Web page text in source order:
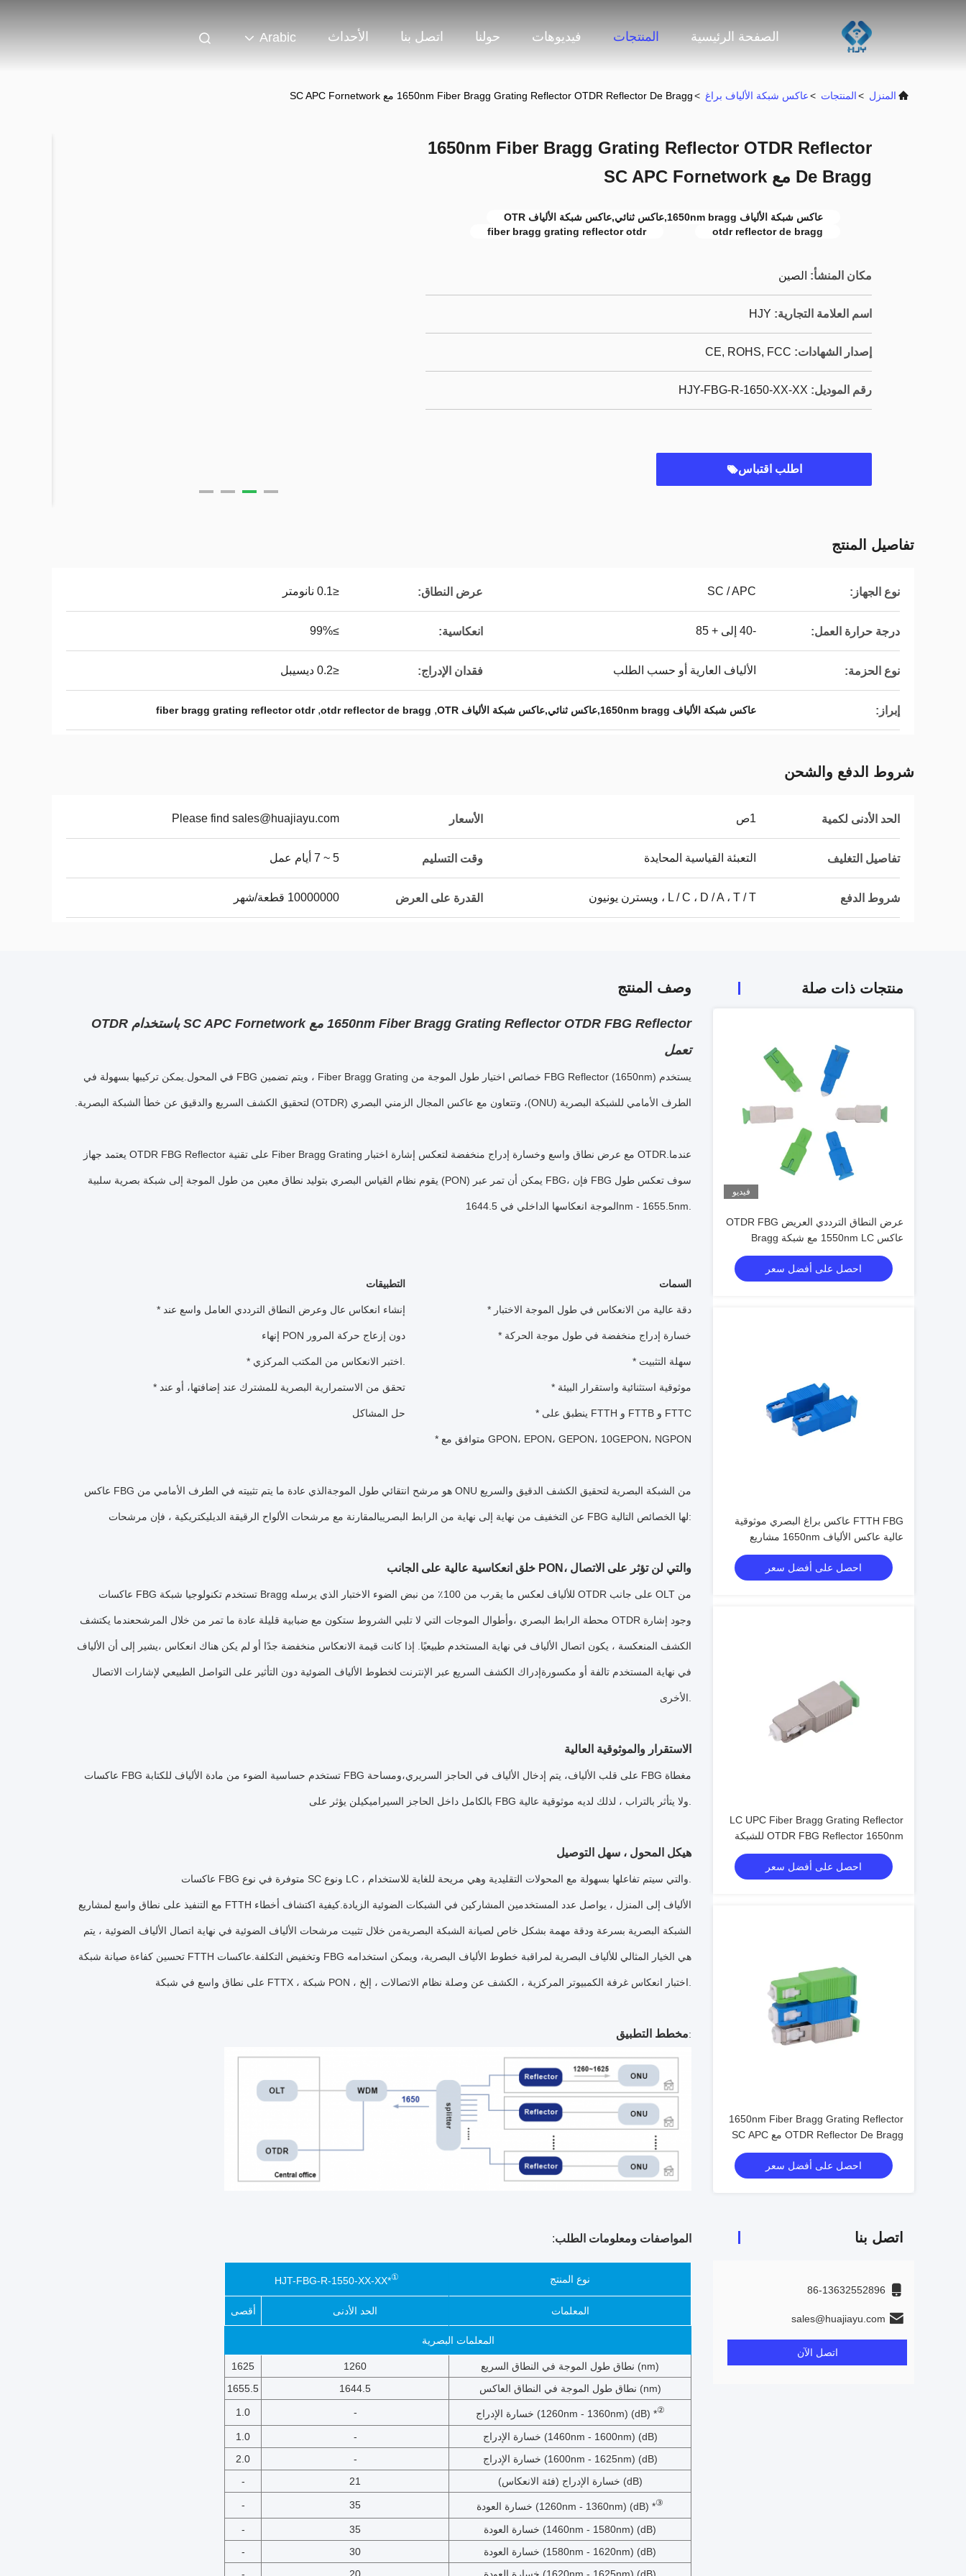
الصفحة الرئيسية المنتجات فيديوهات حولنا اتصل بنا الأحداث Arabic
المنزل >المنتجات >عاكس شبكة الألياف براغ >1650nm Fiber Bragg Grating Reflector OTDR Reflector De Bragg مع SC APC Fornetwork
1650nm Fiber Bragg Grating Reflector OTDR Reflector
De Bragg مع SC APC Fornetwork
عاكس شبكة الألياف 1650nm bragg,عاكس ثنائي,عاكس شبكة الألياف OTR
otdr reflector de bragg
fiber bragg grating reflector otdr
مكان المنشأ: الصين
اسم العلامة التجارية: HJY
إصدار الشهادات: CE, ROHS, FCC
رقم الموديل: HJY-FBG-R-1650-XX-XX
اطلب اقتباس
تفاصيل المنتج
نوع الجهاز: SC / APC عرض النطاق: ≤0.1 نانومتر
درجة حرارة العمل: -40 إلى + 85 انعكاسية: ≥99%
نوع الحزمة: الألياف العارية أو حسب الطلب فقدان الإدراج: ≤0.2 ديسيبل
إبراز: عاكس شبكة الألياف 1650nm bragg,عاكس ثنائي,عاكس شبكة الألياف OTR ,
otdr reflector de bragg
,
fiber bragg grating reflector otdr
شروط الدفع والشحن
الحد الأدنى لكمية 1ص الأسعار Please find sales@huajiayu.com
تفاصيل التغليف التعبئة القياسية المحايدة وقت التسليم 5 ~ 7 أيام عمل
شروط الدفع L / C ، D / A ، T / T ، ويسترن يونيون القدرة على العرض 10000000 قطعة/شهر
منتجات ذات صلة
فيديو
عرض النطاق الترددي العريض OTDR FBG
عاكس 1550nm LC مع شبكة Bragg
الألياف لإشارة الاختبار
احصل على أفضل سعر
FTTH FBG عاكس براغ البصري موثوقية
عالية عاكس الألياف 1650nm مشاريع
FTTH
احصل على أفضل سعر
LC UPC Fiber Bragg Grating Reflector
OTDR FBG Reflector 1650nm للشبكة
البصرية ONU
احصل على أفضل سعر
1650nm Fiber Bragg Grating Reflector
OTDR Reflector De Bragg مع SC APC
Fornetwork
احصل على أفضل سعر
اتصل بنا
86-13632552896
sales@huajiayu.com
اتصل الآن
وصف المنتج
1650nm Fiber Bragg Grating Reflector OTDR FBG Reflector مع SC APC Fornetwork باستخدام OTDR
تعمل
يستخدم FBG Reflector (1650nm) خصائص اختيار طول الموجة من Fiber Bragg Grating ، ويتم تضمين FBG في المحول.يمكن تركيبها بسهولة في
الطرف الأمامي للشبكة البصرية (ONU)، وتتعاون مع عاكس المجال الزمني البصري (OTDR) لتحقيق الكشف السريع والدقيق عن خطأ الشبكة البصرية.
يعتمد جهاز OTDR FBG Reflector على تقنية Fiber Bragg Grating مع عرض نطاق واسع وخسارة إدراج منخفضة لتعكس إشارة اختبار OTDR.عندما
يقوم نظام القياس البصري بتوليد نطاق معين من طول الموجة إلى شبكة بصرية سلبية (PON) يمكن أن تمر عبر FBG، فإن FBG سوف تعكس طول
الموجة انعكاسها الداخلي في 1644.5nm - 1655.5nm.
السمات التطبيقات
* دقة عالية من الانعكاس في طول الموجة الاختبار
* خسارة إدراج منخفضة في طول موجة الحركة
* سهلة التثبيت
* موثوقية استثنائية واستقرار البيئة
* ينطبق على FTTH و FTTB و FTTC
* متوافق مع GPON، EPON، GEPON، 10GEPON، NGPON
* إنشاء انعكاس عال وعرض النطاق الترددي العامل واسع عند
إنهاء PON دون إزعاج حركة المرور
* تحقق من الاستمرارية البصرية للمشترك عند إضافتها، أو عند
حل المشاكل
عاكس FBG هو مرشح انتقائي طول الموجةالذي عادة ما يتم تثبيته في الطرف الأمامي من ONU من الشبكة البصرية لتحقيق الكشف الدقيق والسريع
عن التخفيف من نهاية إلى نهاية من الرابط البصريبالمقارنة مع مرشحات الألواح الرقيقة الديليكتريكية ، فإن مرشحات FBG لها الخصائص التالية:
خلق انعكاسية عالية على الجانب PON، والتي لن تؤثر على الاتصال
عاكسات FBG تستخدم تكنولوجيا شبكة Bragg للألياف لعكس ما يقرب من 100٪ من نبض الضوء الاختبار الذي يرسله OTDR على جانب OLT من
محطة الرابط البصري ،وأطوال الموجات التي لا تلبي الشروط ستكون مع ضبابية قليلة عادة ما تمر من خلال المرشحعندما يكتشف OTDR وجود إشارة
الكشف المنعكسة ، يكون اتصال الألياف في نهاية المستخدم طبيعيًا. إذا كانت قيمة الانعكاس منخفضة جدًا أو لم يكن هناك انعكاس ،يشير إلى أن الألياف
في نهاية المستخدم تالفة أو مكسورةإدراك الكشف السريع عبر الإنترنت لخطوط الألياف الضوئية دون التأثير على التواصل الطبيعي لإشارات الاتصال
الاستقرار والموثوقية العالية
عاكسات FBG تستخدم حساسية الضوء من مادة الألياف للكتابة FBG على قلب الألياف، يتم إدخال الألياف في الحاجز السريري،ومساحة FBG مغطاة
هيكل المحول ، سهل التوصيل
مع التنفيذ على نطاق واسع لمشاريع FTTH الألياف إلى المنزل ، يواصل عدد المستخدمين المشاركين في الشبكات الضوئية الزيادة.كيفية اكتشاف أخطاء
الشبكة البصرية بسرعة ودقة مهمة بشكل خاص لصيانة الشبكة البصريةمن خلال تثبيت مرشحات الألياف الضوئية في نهاية اتصال الألياف الضوئية ، يتم
تحسين كفاءة صيانة شبكة FTTH وتخفيض التكلفة.عاكسات FBG هي الخيار المثالي للألياف البصرية لمراقبة خطوط الألياف البصرية، ويمكن استخدامه
مخطط التطبيق:
المواصفات ومعلومات الطلب:
نوع المنتج HJT-FBG-R-1550-XX-XX*①
المعلمات الحد الأدنى أقصى
المعلمات البصرية
نطاق طول الموجة في النطاق السريع (nm) 1260
1625
نطاق طول الموجة في النطاق العاكس (nm)
1644.5
1655.5
خسارة الإدراج (1260nm - 1360nm) (dB) *②
-
1.0
خسارة الإدراج (1460nm - 1600nm) (dB) -
1.0
خسارة الإدراج (1600nm - 1625nm) (dB)
-
2.0
خسارة الإدراج (فئة الانعكاس) (dB)
21
-
خسارة العودة (1260nm - 1360nm) (dB) *③
35
-
خسارة العودة (1460nm - 1580nm) (dB) 35
-
خسارة العودة (1580nm - 1620nm) (dB)
30
-
خسارة العودة (1620nm - 1625nm) (dB)
20
-